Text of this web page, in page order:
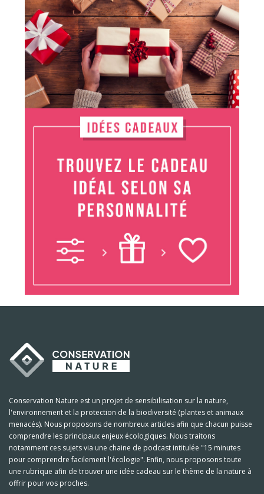
Conservation Nature est un projet de sensibilisation sur la nature,
l'environnement et la protection de la biodiversité (plantes et animaux
menacés). Nous proposons de nombreux articles afin que chacun puisse
comprendre les principaux enjeux écologiques. Nous traitons
notamment ces sujets via une chaine de podcast intitulée "15 minutes
pour comprendre facilement l'écologie". Enfin, nous proposons toute
une rubrique afin de trouver une idée cadeau sur le thème de la nature à
offrir pour vos proches.